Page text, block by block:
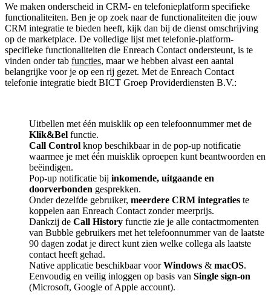
We maken onderscheid in CRM- en telefonieplatform specifieke
functionaliteiten. Ben je op zoek naar de functionaliteiten die jouw
CRM integratie te bieden heeft, kijk dan bij de dienst omschrijving
op de marketplace. De volledige lijst met telefonie-platform-
specifieke functionaliteiten die Enreach Contact ondersteunt, is te
vinden onder tab functies, maar we hebben alvast een aantal
belangrijke voor je op een rij gezet. Met de Enreach Contact
telefonie integratie biedt BICT Groep Providerdiensten B.V.:
Uitbellen met één muisklik op een telefoonnummer met de
Klik&Bel functie.
Call Control knop beschikbaar in de pop-up notificatie
waarmee je met één muisklik oproepen kunt beantwoorden en
beëindigen.
Pop-up notificatie bij inkomende, uitgaande en
doorverbonden gesprekken.
Onder dezelfde gebruiker, meerdere CRM integraties te
koppelen aan Enreach Contact zonder meerprijs.
Dankzij de Call History functie zie je alle contactmomenten
van Bubble gebruikers met het telefoonnummer van de laatste
90 dagen zodat je direct kunt zien welke collega als laatste
contact heeft gehad.
Native applicatie beschikbaar voorWindows & macOS.
Eenvoudig en veilig inloggen op basis van Single sign-on
(Microsoft, Google of Apple account).